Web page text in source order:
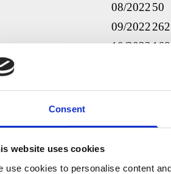
Consent
website uses cookies
use cookies to personalise content
08/202250
09/2022262
10/2022
02/20230
04/2023 0